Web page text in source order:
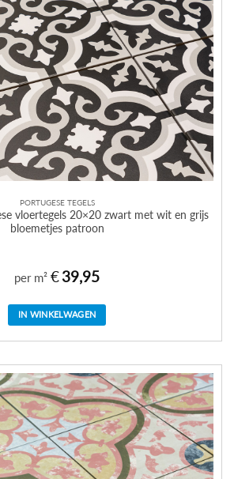
PORTUGESE TEGELS
vloertegels 20×20 zwart met wit en grijs
bloemetjes patroon
per m² €39,95
IN WINKELWAGEN